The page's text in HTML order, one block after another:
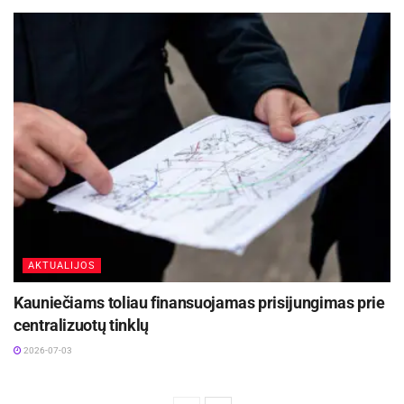
AKTUALIJOS
Kauniečiams toliau finansuojamas prisijungimas prie
centralizuotų tinklų
2026-07-03